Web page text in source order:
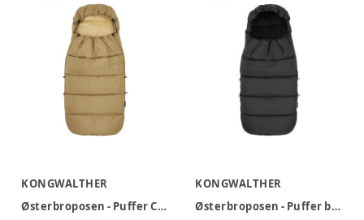
KONGWALTHER
Østerbroposen - Puffer Creme
KONGWALTHER
Østerbroposen - Puffer black